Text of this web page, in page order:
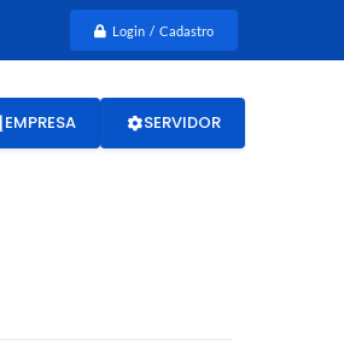
Login / Cadastro
EMPRESA SERVIDOR